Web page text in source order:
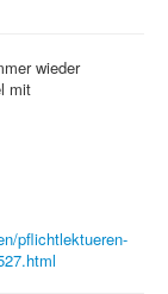
wieder
mit
pflichtlektueren-